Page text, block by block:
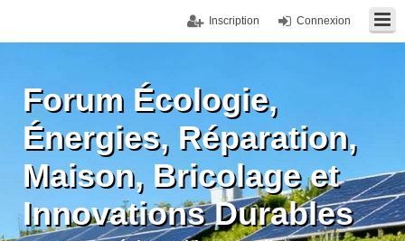
Connexion
Inscription
Forum Écologie,
Énergies, Réparation,
Maison, Bricolage et
Innovations Durables